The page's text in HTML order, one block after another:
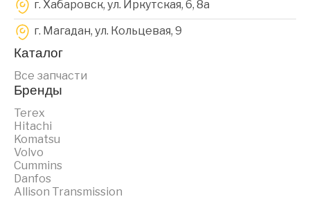
г. Хабаровск, ул. Иркутская, 6, 8a
г. Магадан, ул. Кольцевая, 9
Каталог
Все запчасти
Бренды
Terex
Hitachi
Komatsu
Volvo
Cummins
Danfos
Allison Transmission